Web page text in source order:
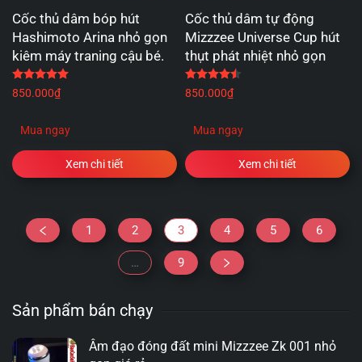
Cốc thủ dâm bóp hút
Hashimoto Arina nhỏ gọn
kiêm máy traning cậu bé.
5 sao
850.000₫
Mua ngay
Xem chi tiết
Cốc thủ dâm tự động
Mizzzee Universe Cup hút
thụt phát nhiệt nhỏ gọn
850.000₫
Mua ngay
Xem chi tiết
1 2 3 4 5 6
… 9
Sản phẩm bán chạy
Âm đạo đóng đất mini Mizzzee Zk 001 nhỏ